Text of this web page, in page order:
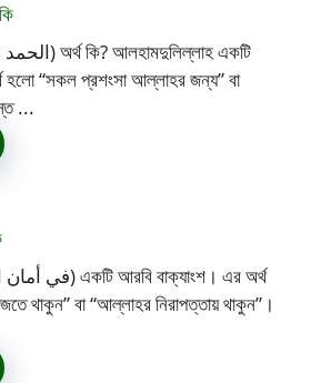
হলো “সকল প্রশংসা আল্লাহর জন্য” বা
...
থাকুন” বা “আল্লাহর নিরাপত্তায় থাকুন”।